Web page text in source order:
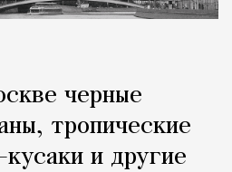
черные
тропические
и другие